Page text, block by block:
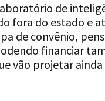
de
fora do estado e
de convênio,
financiar
vão projetar